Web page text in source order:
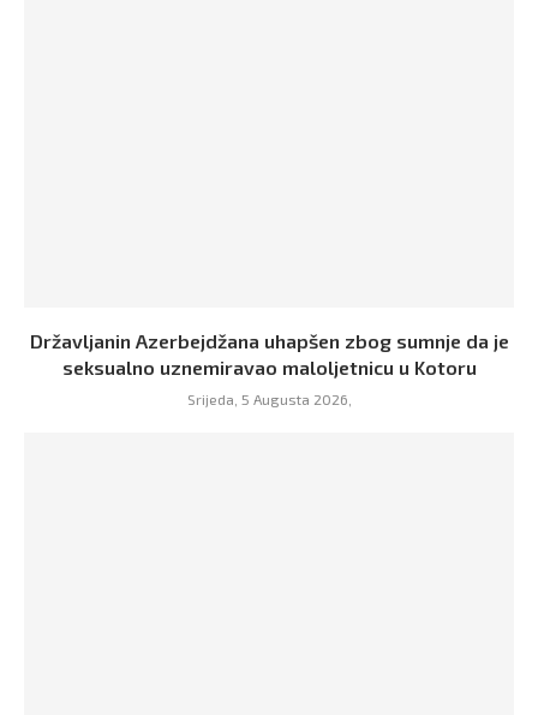
Državljanin Azerbejdžana uhapšen zbog sumnje da je
seksualno uznemiravao maloljetnicu u Kotoru
Srijeda, 5 Augusta 2026,